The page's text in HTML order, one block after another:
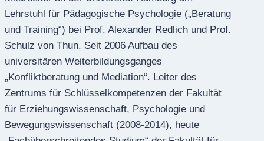
Lehrstuhl für Pädagogische Psychologie („Beratung
und Training“) bei Prof. Alexander Redlich und Prof.
Schulz von Thun. Seit 2006 Aufbau des
universitären Weiterbildungsganges
„Konfliktberatung und Mediation“. Leiter des
Zentrums für Schlüsselkompetenzen der Fakultät
für Erziehungswissenschaft, Psychologie und
Bewegungswissenschaft (2008-2014), heute